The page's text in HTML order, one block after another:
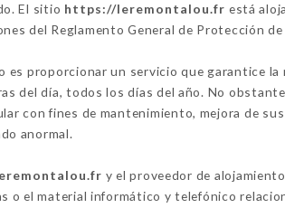
El sitio https://leremontalou.fr está
del Reglamento General de Protección
es proporcionar un servicio que garantice
del día, todos los días del año. No
con fines de mantenimiento, mejora de
anormal.
y el proveedor de
o el material informático y telefónico